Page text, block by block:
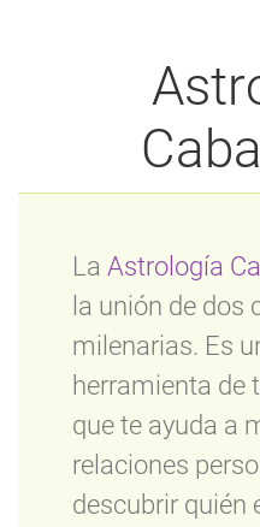
La Astrología
la unión de dos
milenarias. Es
herramienta de
que te ayuda a
relaciones
descubrir quién